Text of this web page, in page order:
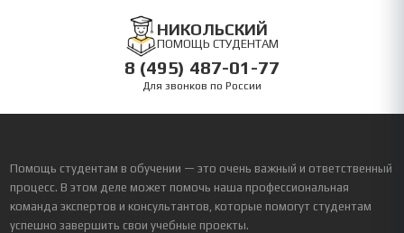
НИКОЛЬСКИЙ
ПОМОЩЬ СТУДЕНТАМ
8 (495) 487-01-77
Для звонков по России
Помощь студентам в обучении — это очень важный и ответственный
процесс. В этом деле может помочь наша профессиональная
команда экспертов и консультантов, которые помогут студентам
успешно завершить свои учебные проекты.